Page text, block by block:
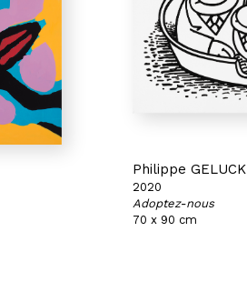
Philippe GELUCK
2020
Adoptez-nous
70 x 90 cm